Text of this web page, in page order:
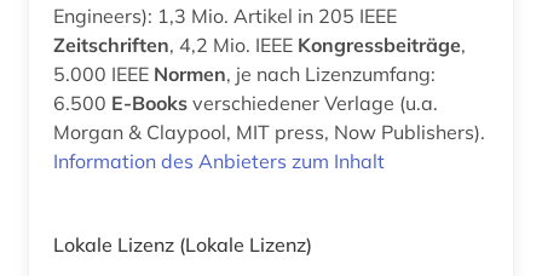
Engineers): 1,3 Mio. Artikel in 205 IEEE
Zeitschriften, 4,2 Mio. IEEE Kongressbeiträge,
5.000 IEEE Normen, je nach Lizenzumfang:
6.500 E-Books verschiedener Verlage (u.a.
Morgan & Claypool, MIT press, Now Publishers).
Information des Anbieters zum Inhalt
Lokale Lizenz (Lokale Lizenz)